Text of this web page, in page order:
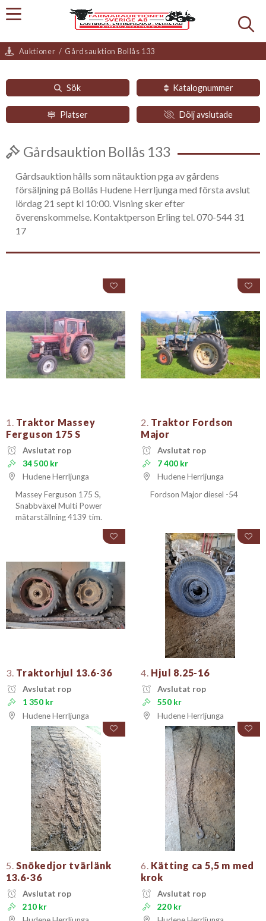
Auktioner / Gårdsauktion Bollås 133
Sök Katalognummer
Platser Dölj avslutade
Gårdsauktion Bollås 133
Gårdsauktion hålls som nätauktion pga av gårdens
försäljning på Bollås Hudene Herrljunga med första avslut
lördag 21 sept kl 10:00. Visning sker efter
överenskommelse. Kontaktperson Erling tel. 070-544 31
17
1.
Traktor Massey
Ferguson 175 S
Avslutat rop
34 500 kr
Hudene Herrljunga
Massey Ferguson 175 S,
Snabbväxel Multi Power
mätarställning 4139 tim.
2. Traktor Fordson
Major
Avslutat rop
7 400 kr
Hudene Herrljunga
Fordson Major diesel -54
3. Traktorhjul 13.6-36
Avslutat rop
1 350 kr
Hudene Herrljunga
4. Hjul 8.25-16
Avslutat rop
550 kr
Hudene Herrljunga
5. Snökedjor tvärlänk
13.6-36
Avslutat rop
210 kr
6. Kätting ca 5,5 m med
krok
Avslutat rop
220 kr